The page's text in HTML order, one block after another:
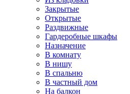
Закрытые
Открытые
Раздвижные
Гардеробные шкафы
Назначение
В комнату
В нишу
В спальню
В частный дом
На балкон